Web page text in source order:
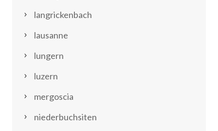
langrickenbach
lausanne
lungern
luzern
mergoscia
niederbuchsiten